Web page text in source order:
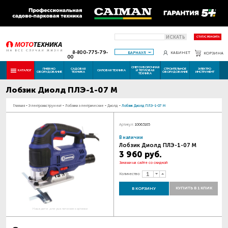
ИСКАТЬ СТАТУС РЕМОНТА
8-800-775-79-
00
БАРНАУЛ КАБИНЕТ КОРЗИНА
КАТАЛОГ ПНЕВМО
ОБОРУДОВАНИЕ
САДОВАЯ
ТЕХНИКА СИЛОВАЯ ТЕХНИКА
СНЕГОУБОРОЧНАЯ
И ТЕПЛОВАЯ
ТЕХНИКА
СТРОИТЕЛЬНОЕ
ОБОРУДОВАНИЕ
ЭЛЕКТРО
ИНСТРУМЕНТ
Лобзик Диолд ПЛЭ-1-07 М
Главная - Электроинструмент - Лобзики электрические - Диолд - Лобзик Диолд ПЛЭ-1-07 М
Наведите для увеличения картинки
Артикул: 10063165
В наличии
Лобзик Диолд ПЛЭ-1-07 М
3 960 руб.
Закажи на сайте со скидкой
Количество:
В КОРЗИНУ КУПИТЬ В 1 КЛИК